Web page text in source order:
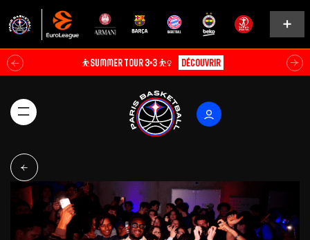
⛹️SUMMER TOUR 3×3 ⛹️‍♀️ Découvrir